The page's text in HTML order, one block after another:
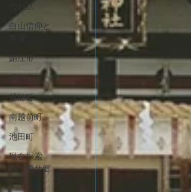
のお話
白山信仰と
鯖江市
越前市
越前町
南越前町
池田町
現在探索
中！福井郷
土史